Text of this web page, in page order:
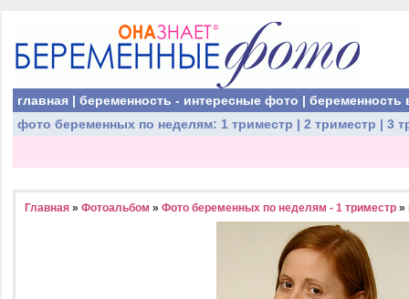
главная | беременность - интересные фото | беременность
фото беременных по неделям: 1 триместр | 2 триместр | 3
Главная » Фотоальбом » Фото беременных по неделям - 1 триместр »